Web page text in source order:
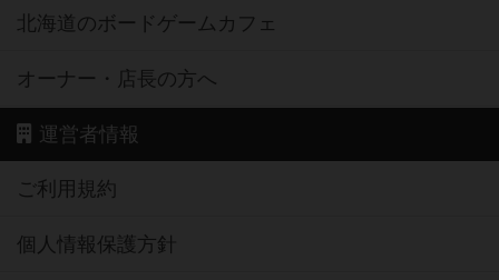
北海道のボードゲームカフェ
オーナー・店長の方へ
運営者情報
ご利用規約
個人情報保護方針